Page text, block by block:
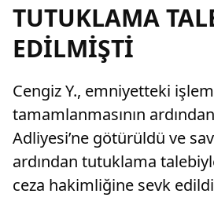
TUTUKLAMA
EDİLMİŞTİ
Cengiz Y., emniyetteki
tamamlanmasının
Adliyesi’ne götürüldü ve
ardından tutuklama
ceza hakimliğine sevk